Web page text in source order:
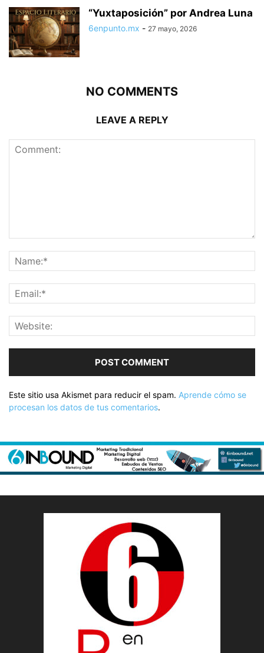
“Yuxtaposición” por Andrea Luna
6enpunto.mx - 27 mayo, 2026
NO COMMENTS
LEAVE A REPLY
Este sitio usa Akismet para reducir el spam. Aprende cómo se
procesan los datos de tus comentarios.